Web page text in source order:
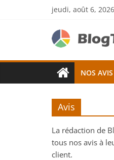
jeudi, août 6, 2026
NOS AVIS
Avis
La rédaction de
tous nos avis à
client.